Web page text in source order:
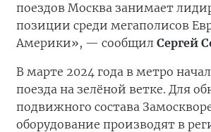
поездов Москва занимает
позиции среди мегаполисов
Америки», — сообщил Сергей
В марте 2024 года в метро
поезда на зелёной ветке. Для
подвижного состава
оборудование производят в